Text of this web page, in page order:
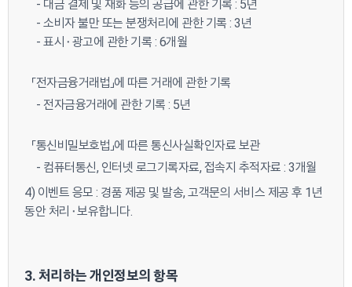
- 대금 결제 및 재화 등의 공급에 관한 기록 : 5년
- 소비자 불만 또는 분쟁처리에 관한 기록 : 3년
- 표시⬝광고에 관한 기록 : 6개월
「전자금융거래법」에 따른 거래에 관한 기록
- 전자금융거래에 관한 기록 : 5년
「통신비밀보호법」에 따른 통신사실확인자료 보관
- 컴퓨터통신, 인터넷 로그기록자료, 접속지 추적자료 : 3개월
4) 이벤트 응모 : 경품 제공 및 발송, 고객문의 서비스 제공 후 1년
동안 처리⬝보유합니다.
3. 처리하는 개인정보의 항목